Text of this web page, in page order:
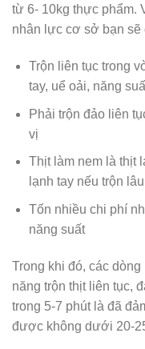
từ 6- 10kg thực phẩm.
nhân lực cơ sở bạn sẽ
Trộn liên tục trong
tay, uể oải, năng
Phải trộn đảo liên
vị
Thịt làm nem là thịt
lạnh tay nếu trộn lâu
Tốn nhiều chi phí
năng suất
Trong khi đó, các dòng
năng trộn thịt liên tục,
trong 5-7 phút là đã
được không dưới 20-